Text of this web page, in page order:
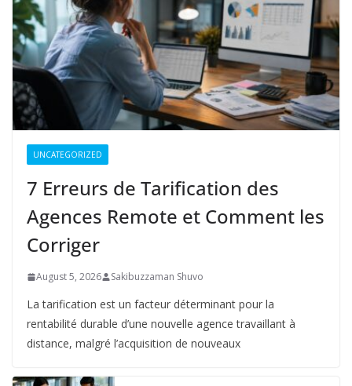
UNCATEGORIZED
7 Erreurs de Tarification des
Agences Remote et Comment les
Corriger
August 5, 2026 Sakibuzzaman Shuvo
La tarification est un facteur déterminant pour la
rentabilité durable d’une nouvelle agence travaillant à
distance, malgré l’acquisition de nouveaux